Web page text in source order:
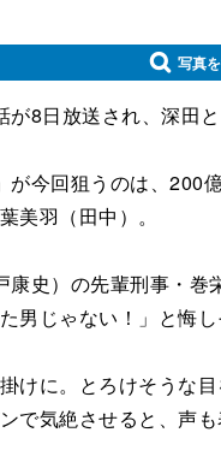
写真
8日放送され、深田
今回狙うのは、200
美羽（田中）。
史）の先輩刑事・
男じゃない！」と悔
けに。とろけそう
気絶させると、声